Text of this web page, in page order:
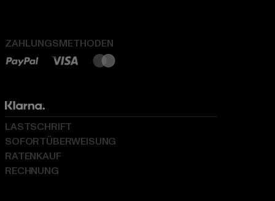
ZAHLUNGSMETHODEN
LASTSCHRIFT
SOFORTÜBERWEISUNG
RATENKAUF
RECHNUNG